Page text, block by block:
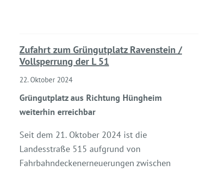
Zufahrt zum Grüngutplatz Ravenstein /
Vollsperrung der L 51
22. Oktober 2024
Grüngutplatz aus Richtung Hüngheim
weiterhin erreichbar
Seit dem 21. Oktober 2024 ist die
Landesstraße 515 aufgrund von
Fahrbahndeckenerneuerungen zwischen